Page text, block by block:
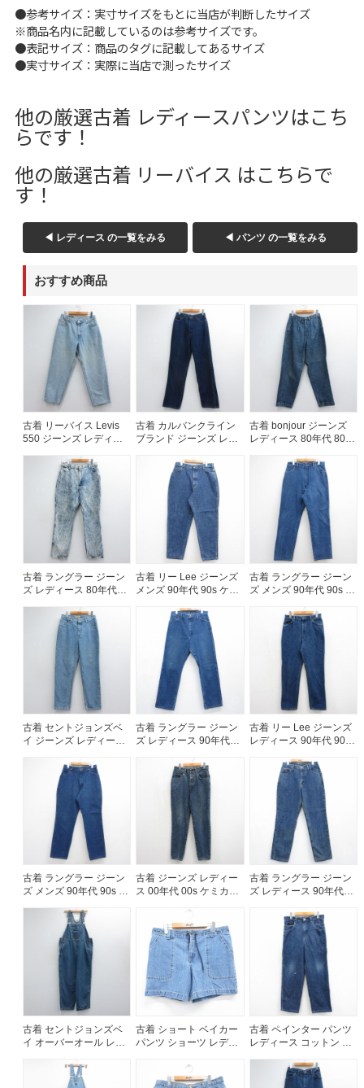
●参考サイズ：実寸サイズをもとに当店が判断したサイズ
※商品名内に記載しているのは参考サイズです。
●表記サイズ：商品のタグに記載してあるサイズ
●実寸サイズ：実際に当店で測ったサイズ
他の厳選古着 レディースパンツはこち
らです！
他の厳選古着 リーバイス はこちらで
す！
◀ レディース の一覧をみる ◀ パンツ の一覧をみる
おすすめ商品
古着 リーバイス Levis
550 ジーンズ レディー
ド コットン USA製 ネイ
ビー デニム 26jul14
古着 カルバンクライン
ブランド ジーンズ レデ
トン ネイビー デニム
26jul14
古着 bonjour ジーンズ
レディース 80年代 80s
ストライプ 26jul14
古着 ラングラー ジーン
ズ レディース 80年代
USA製 ネイビー デニム
【spe】 26jul14
古着 リー Lee ジーンズ
メンズ 90年代 90s ケミ
ン USA製 ネイビー デニ
ム【spe】 26jul29
古着 ラングラー ジーン
ズ メンズ 90年代 90s コ
古着 セントジョンズベ
イ ジーンズ レディース
コットン ネイビー デニ
ム 26jul14
古着 ラングラー ジーン
ズ レディース 90年代
イビー デニム 26aug06
古着 リー Lee ジーンズ
レディース 90年代 90s
ー デニム【spe】
26jul27
古着 ラングラー ジーン
ズ メンズ 90年代 90s コ
デニム 26jul29
古着 ジーンズ レディー
ス 00年代 00s ケミカル
古着 ラングラー ジーン
ズ レディース 90年代
イビー デニム 26aug06
古着 セントジョンズベ
イ オーバーオール レデ
トン ネイビー デニム
古着 ショート ベイカー
パンツ ショーツ レディ
ン USA製 タロン ネイビ
ー デニム 26aug06
古着 ペインター パンツ
レディース コットン ネ